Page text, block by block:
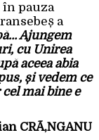
pauza
a
Ajungem
cu Unirea
aceea abia
și vedem ce
mai bine e
CRÃ‚NGANU